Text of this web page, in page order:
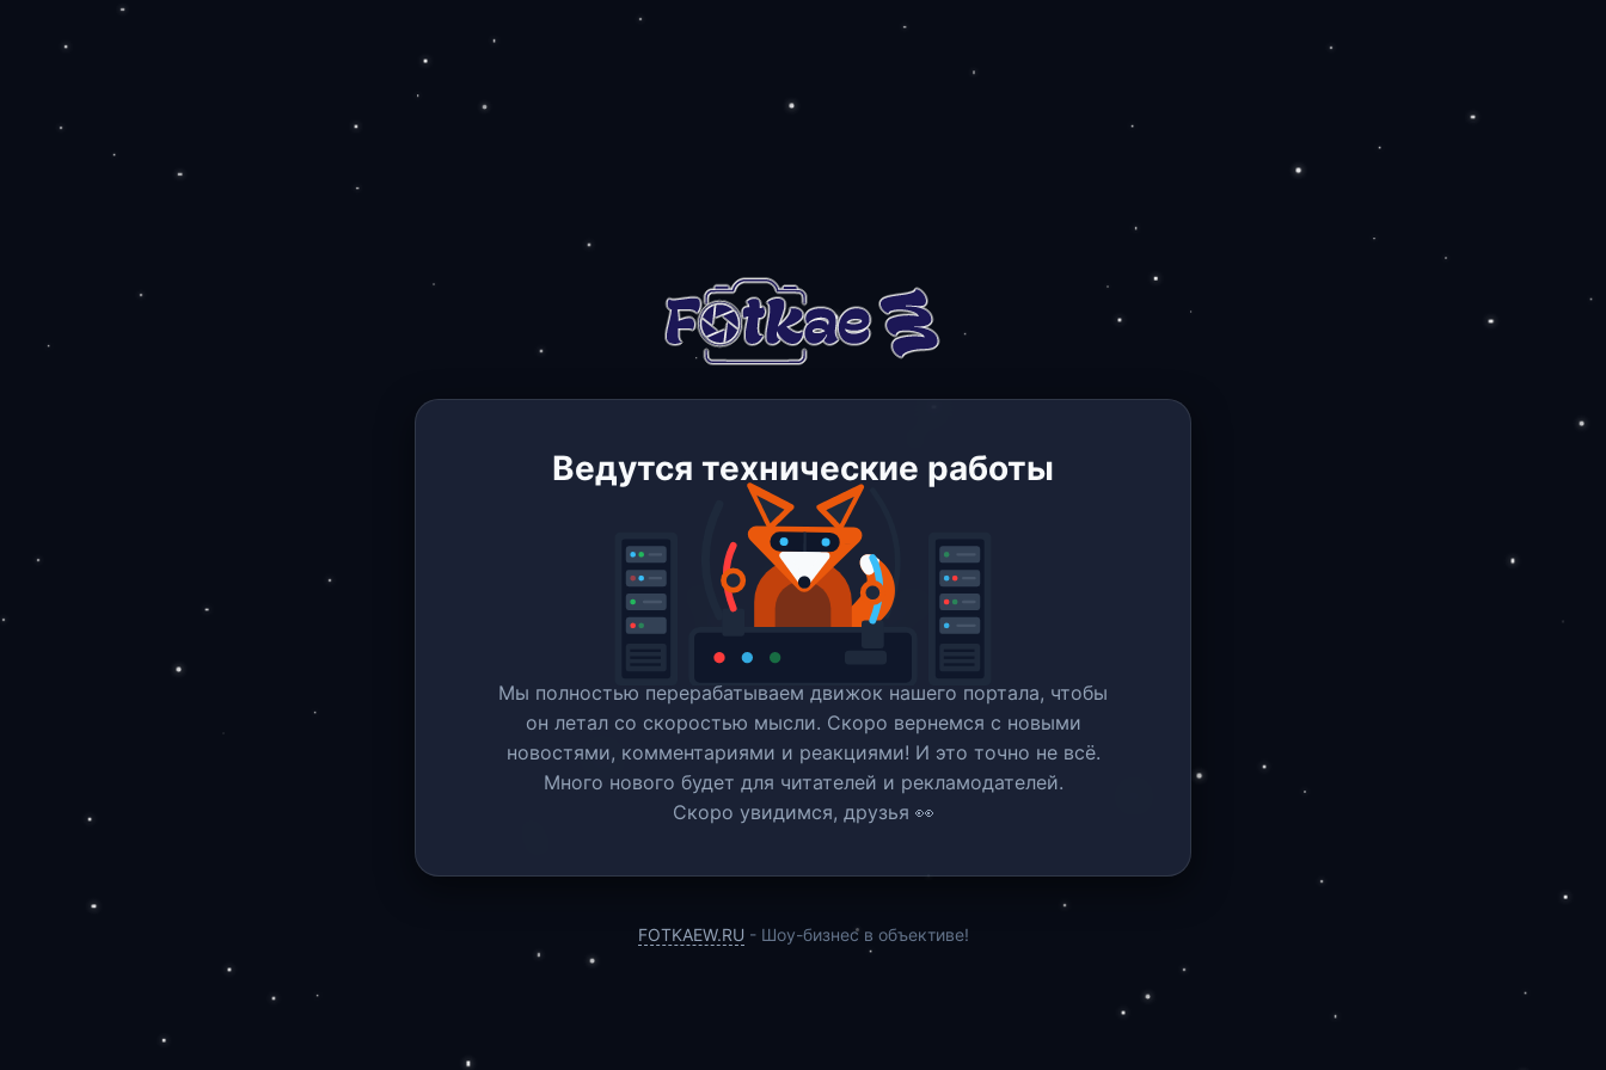
Ведутся технические работы
Мы полностью перерабатываем движок нашего портала, чтобы
он летал со скоростью мысли. Скоро вернемся c новыми
новостями, комментариями и реакциями! И это точно не всё.
Много нового будет для читателей и рекламодателей.
Скоро увидимся, друзья 👀
FOTKAEW.RU - Шоу-бизнес в объективе!